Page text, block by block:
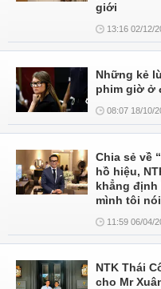
giới
13:16 02/12/
Những kẻ
phim giờ ở
08:07 18/10/
Chia sẻ về
hồ hiệu,
khẳng định
mình tôi
11:59 06/04/
NTK Thái
cho Mr